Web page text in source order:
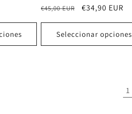
Precio
€45,00 EUR
Precio
oferta
€34,90 EUR
Seleccionar opciones
1